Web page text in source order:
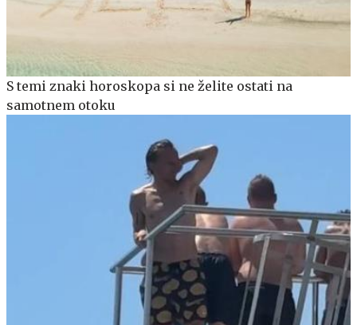
S temi znaki horoskopa si ne želite ostati na
samotnem otoku